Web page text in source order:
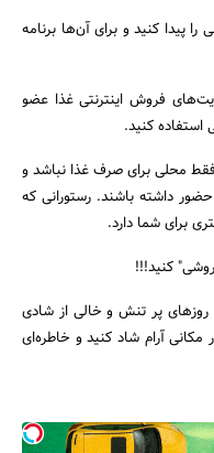
پیدا کنید و برای آن‌ها برنامه
فروش اینترنتی غذا عضو
استفاده کنید.
محلی برای صرف غذا نباشد و
داشته باشند. رستورانی که
برای شما دارد.
کنید!!!
روزهای پر تنش و خالی از شادی
آرام شاد کنید و خاطره‌ای